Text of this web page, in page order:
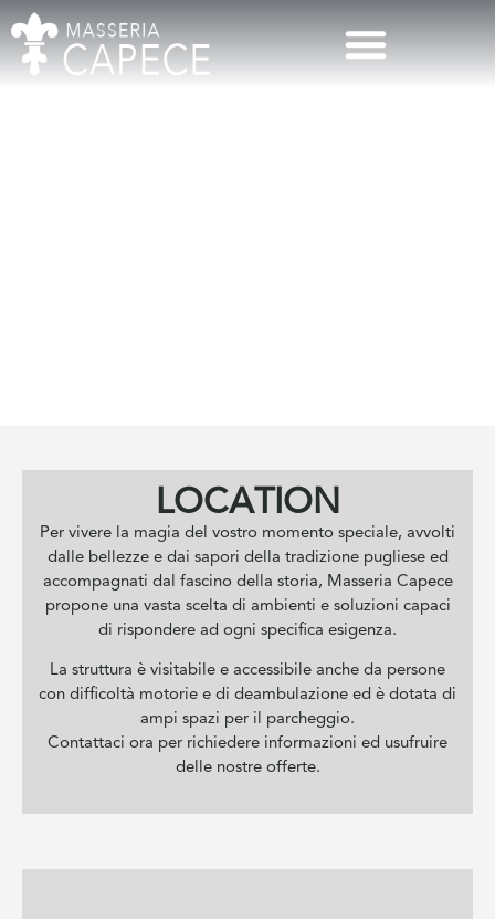
LOCATION
Per vivere la magia del vostro momento speciale, avvolti
dalle bellezze e dai sapori della tradizione pugliese ed
accompagnati dal fascino della storia, Masseria Capece
propone una vasta scelta di ambienti e soluzioni capaci
di rispondere ad ogni specifica esigenza.
La struttura è visitabile e accessibile anche da persone
con difficoltà motorie e di deambulazione ed è dotata di
ampi spazi per il parcheggio.
Contattaci ora per richiedere informazioni ed usufruire
delle nostre offerte.